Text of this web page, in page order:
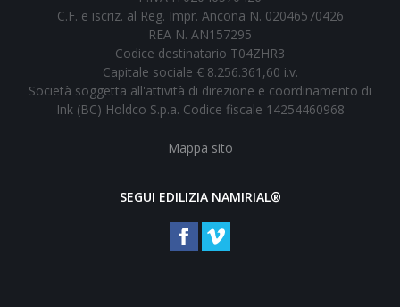
C.F. e iscriz. al Reg. Impr. Ancona N. 02046570426
REA N. AN157295
Codice destinatario T04ZHR3
Capitale sociale € 8.256.361,60 i.v.
Società soggetta all'attività di direzione e coordinamento di
Ink (BC) Holdco S.p.a. Codice fiscale 14254460968
Mappa sito
SEGUI EDILIZIA NAMIRIAL®